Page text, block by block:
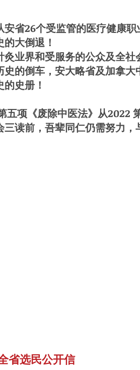
省26个受监管的医疗健康职
大倒退！
业界和受服务的公众及全
的倒车，安大略省及加拿
史册！
《废除中医法》从2022 第
读前，吾辈同仁仍需努力，
省选民公开信